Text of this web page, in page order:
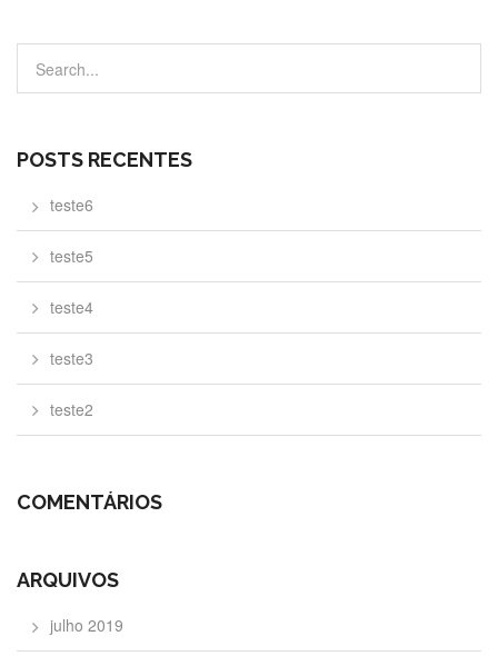
POSTS RECENTES
teste6
teste5
teste4
teste3
teste2
COMENTÁRIOS
ARQUIVOS
julho 2019